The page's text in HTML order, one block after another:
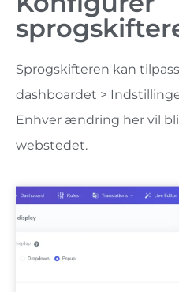
Sprogskifteren kan
dashboardet >
Enhver ændring her vil
webstedet.